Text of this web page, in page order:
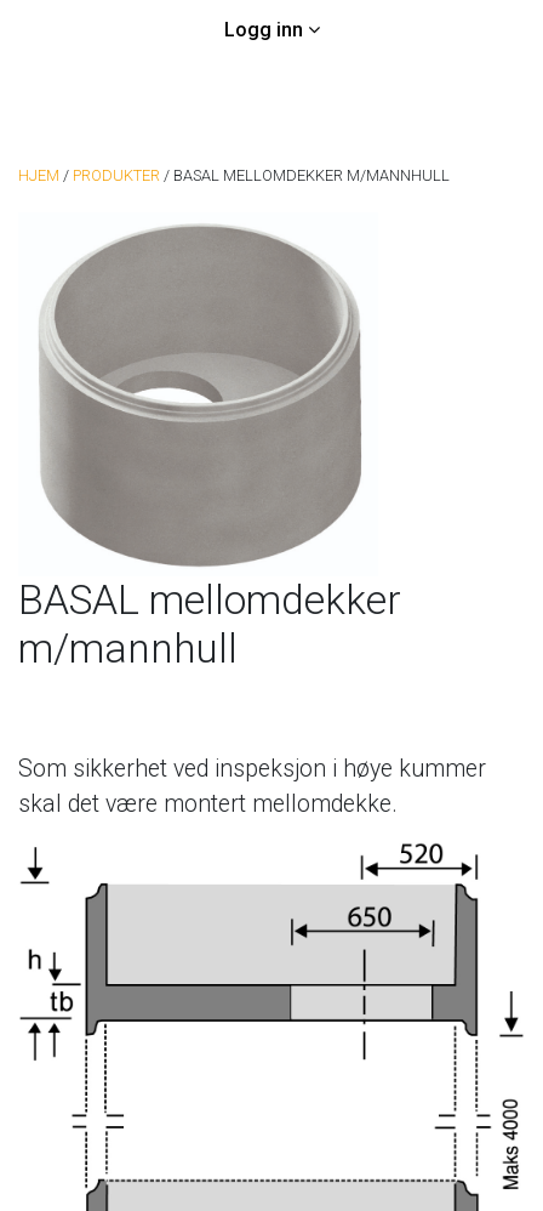
Logg inn
HJEM / PRODUKTER / BASAL MELLOMDEKKER M/MANNHULL
BASAL mellomdekker
m/mannhull
Som sikkerhet ved inspeksjon i høye kummer
skal det være montert mellomdekke.